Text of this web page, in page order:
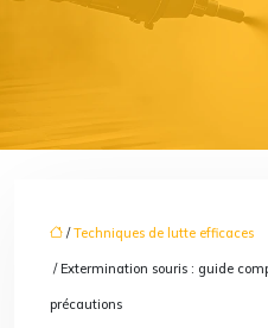
/Techniques de lutte efficaces
/ Extermination souris : guide
précautions